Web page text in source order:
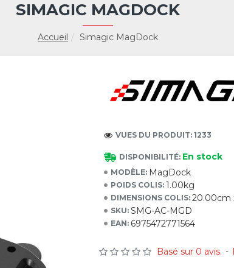
Accueil Simagic MagDock
SIMAGIC MAGDOCK
DISPONIBILITÉ: En stock
MODÈLE: MagDock
POIDS COLIS: 1.00kg
DIMENSIONS COLIS: 20.00cm
SKU: SMG-AC-MGD
EAN: 6975472771564
VUES DU PRODUIT: 1233
Basé sur 0 avis. -